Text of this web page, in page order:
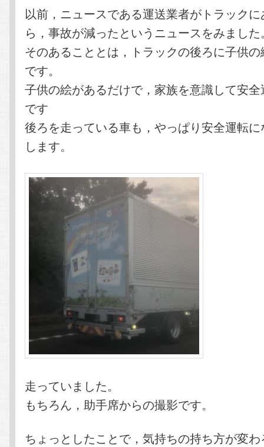
以前，ニュースである運送業者がトラック
ら，事故が減ったというニュースをみました
そのあることとは，トラックの後ろに子供
です。
子供の絵があるだけで，家族を意識して安
です
後ろを走っている車も，やっぱり安全運転
します。
走っていました。
もちろん，助手席からの撮影です。
ちょっとしたことで，気持ちの持ち方が変